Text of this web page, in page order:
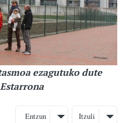
ezagutuko dute
Entzun Itzuli